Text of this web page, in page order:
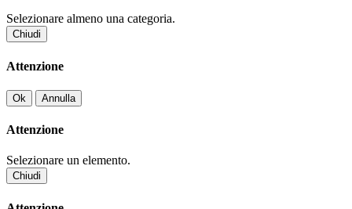
Selezionare almeno una categoria.
Chiudi
Attenzione
Ok Annulla
Attenzione
Selezionare un elemento.
Chiudi